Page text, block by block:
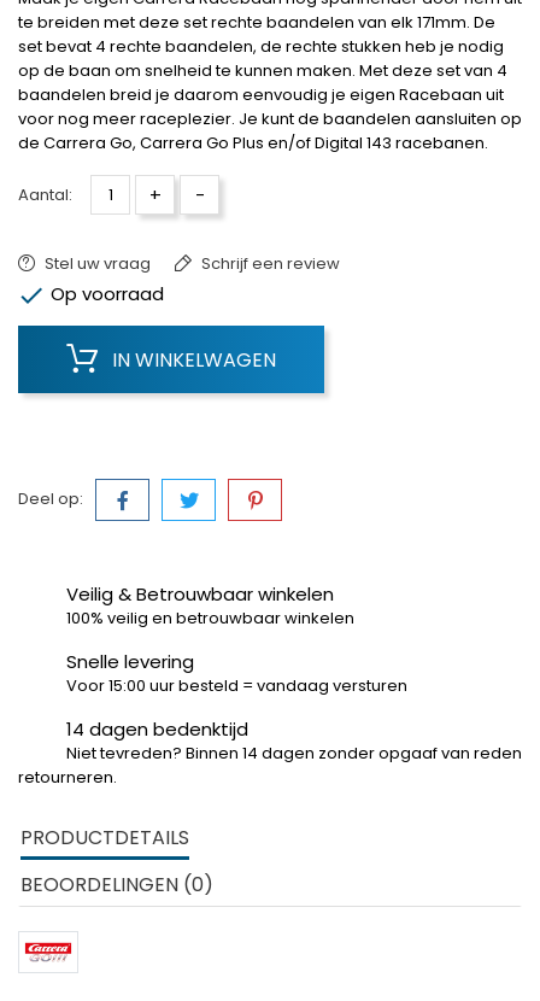
te breiden met deze set rechte baandelen van elk 171mm. De
set bevat 4 rechte baandelen, de rechte stukken heb je nodig
op de baan om snelheid te kunnen maken. Met deze set van 4
baandelen breid je daarom eenvoudig je eigen Racebaan uit
voor nog meer raceplezier. Je kunt de baandelen aansluiten op
de Carrera Go, Carrera Go Plus en/of Digital 143 racebanen.
Aantal: + -
Stel uw vraag Schrijf een review
 Op voorraad
IN WINKELWAGEN
Deel op:
Veilig & Betrouwbaar winkelen
100% veilig en betrouwbaar winkelen
Snelle levering
Voor 15:00 uur besteld = vandaag versturen
14 dagen bedenktijd
Niet tevreden? Binnen 14 dagen zonder opgaaf van reden
retourneren.
PRODUCTDETAILS
BEOORDELINGEN (0)